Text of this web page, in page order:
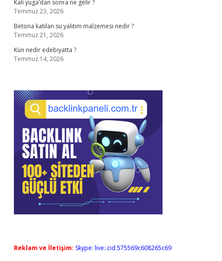
Kali yuga’dan sonra ne gelir ?
Temmuz 23, 2026
Betona katılan su yalıtım malzemesi nedir ?
Temmuz 21, 2026
Kün nedir edebiyatta ?
Temmuz 14, 2026
Reklam ve İletişim: Skype: live:.cid.575569c608265c69